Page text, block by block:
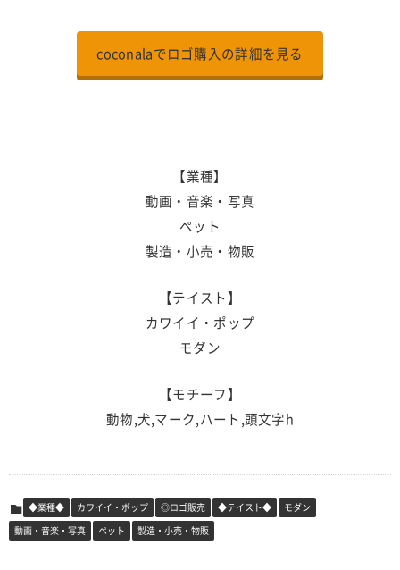
coconalaでロゴ購入の詳細を見る
【業種】
動画・音楽・写真
ペット
製造・小売・物販
【テイスト】
カワイイ・ポップ
モダン
【モチーフ】
動物,犬,マーク,ハート,頭文字h
◆業種◆ カワイイ・ポップ ◎ロゴ販売 ◆テイスト◆
モダン
動画・音楽・写真
ペット 製造・小売・物販